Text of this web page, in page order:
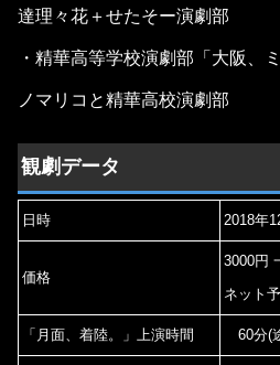
達理々花＋せたそー演劇部
・精華高等学校演劇部「大阪、
ノマリコと精華高校演劇部
観劇データ
日時 2018年
価格
3000円
ネット
「月面、着陸。」上演時間 60分(